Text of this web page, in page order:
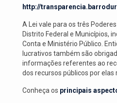
http://
A Lei vale para os três
Distrito Federal e Municípios,
Conta e Ministério Público.
lucrativos também são
informações referentes ao
dos recursos públicos por elas
Conheça os principais